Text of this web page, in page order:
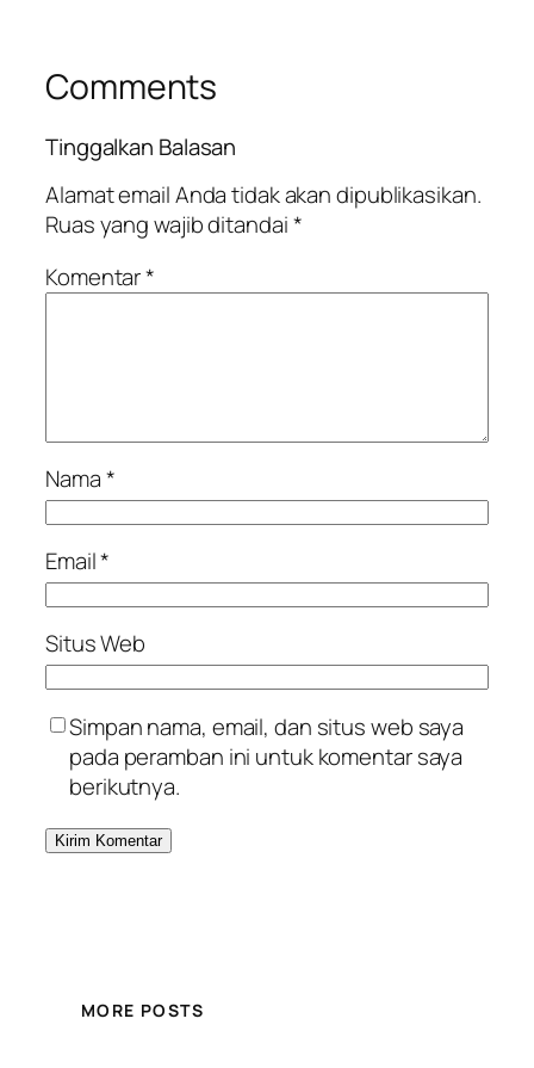
Comments
Tinggalkan Balasan
Alamat email Anda tidak akan dipublikasikan.
Ruas yang wajib ditandai*
Komentar*
Nama*
Email*
Situs Web
Simpan nama, email, dan situs web saya
pada peramban ini untuk komentar saya
berikutnya.
MORE POSTS